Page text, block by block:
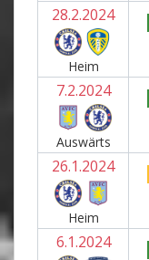
28.2.2024
Heim
7.2.2024
Auswärts
26.1.2024
Heim
6.1.2024